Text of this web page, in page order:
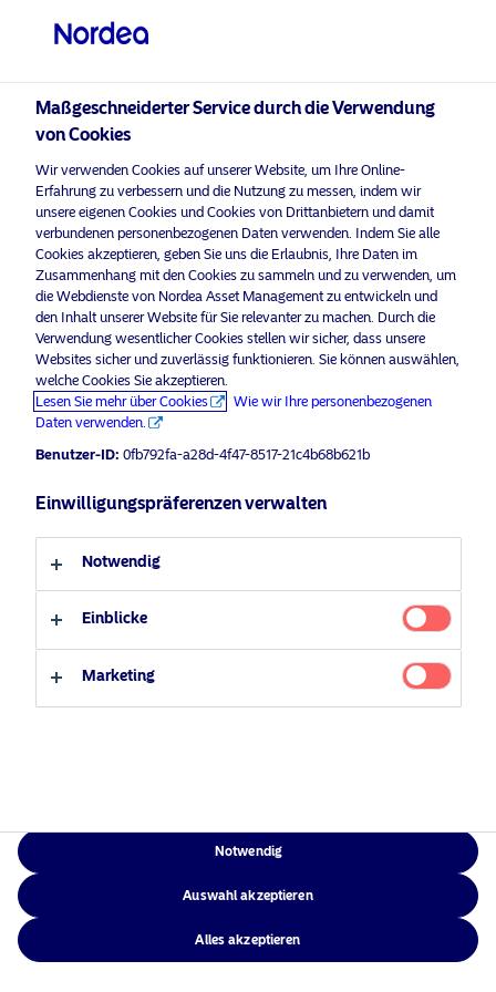
Bitte wählen Sie Ihr Anlegerprofil
aus
Land
Luxemburg
Sprache
Deutsch
Privater Anleger
Nordea Asset Management ist einer der größten Asset
Manager in den nordischen Ländern und verfügt über
eine globale Präsenz in Europa, Amerika und Asien.
Risikohinweise
Home
Über uns
Verantwortungsbewusste
Investments
News
Kontakt
Datenschutzerklärung
Zugänglichkeit
©2026 – Nordea Asset Management – alle Rechte vorbehalten
Maßgeschneiderter Service durch die Verwendung
von Cookies
Wir verwenden Cookies auf unserer Website, um Ihre Online-
Erfahrung zu verbessern und die Nutzung zu messen, indem wir
unsere eigenen Cookies und Cookies von Drittanbietern und damit
verbundenen personenbezogenen Daten verwenden. Indem Sie alle
Cookies akzeptieren, geben Sie uns die Erlaubnis, Ihre Daten im
Zusammenhang mit den Cookies zu sammeln und zu verwenden, um
die Webdienste von Nordea Asset Management zu entwickeln und
den Inhalt unserer Website für Sie relevanter zu machen. Durch die
Verwendung wesentlicher Cookies stellen wir sicher, dass unsere
Websites sicher und zuverlässig funktionieren. Sie können auswählen,
welche Cookies Sie akzeptieren.
Lesen Sie mehr über Cookies
Wie wir Ihre personenbezogenen
Daten verwenden.
Benutzer-ID: 0fb792fa-a28d-4f47-8517-21c4b68b621b
Einwilligungspräferenzen verwalten
Notwendig
Einblicke
Marketing
Notwendig
Auswahl akzeptieren
Alles akzeptieren